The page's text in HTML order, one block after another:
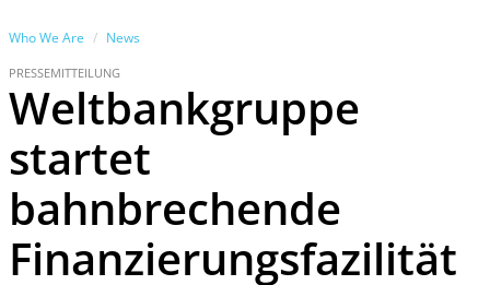
Who We Are News
PRESSEMITTEILUNG
Weltbankgruppe
startet
bahnbrechende
Finanzierungsfazilität